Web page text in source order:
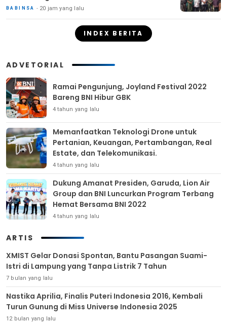
BABINSA 20 jam yang lalu
INDEX BERITA
ADVETORIAL
Ramai Pengunjung, Joyland Festival 2022
Bareng BNI Hibur GBK
4 tahun yang lalu
Memanfaatkan Teknologi Drone untuk
Pertanian, Keuangan, Pertambangan, Real
Estate, dan Telekomunikasi.
4 tahun yang lalu
Dukung Amanat Presiden, Garuda, Lion Air
Group dan BNI Luncurkan Program Terbang
Hemat Bersama BNI 2022
4 tahun yang lalu
ARTIS
XMIST Gelar Donasi Spontan, Bantu Pasangan Suami-
Istri di Lampung yang Tanpa Listrik 7 Tahun
7 bulan yang lalu
Nastika Aprilia, Finalis Puteri Indonesia 2016, Kembali
Turun Gunung di Miss Universe Indonesia 2025
12 bulan yang lalu